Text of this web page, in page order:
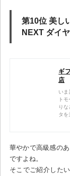
第10位 美し
NEXT ダイ
ギ
店
いま
ト
り
タを
華やかで高級感の
ですよね。
そこでご紹介した